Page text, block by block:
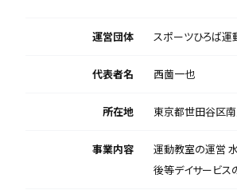
運営団体 スポーツひろば運
代表者名 西薗一也
所在地 東京都世田谷区南
事業内容
運動教室の運営
後等デイサービス